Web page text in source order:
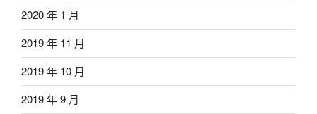
2020 年 1 月
2019 年 11 月
2019 年 10 月
2019 年 9 月